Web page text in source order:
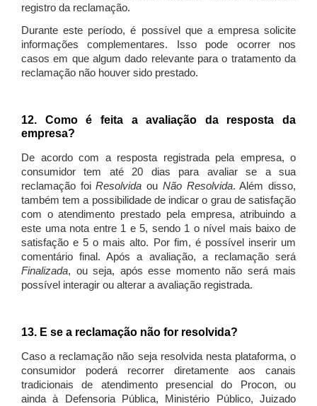
registro da reclamação.
Durante este período, é possível que a empresa solicite
informações complementares. Isso pode ocorrer nos
casos em que algum dado relevante para o tratamento da
reclamação não houver sido prestado.
12. Como é feita a avaliação da resposta da
empresa?
De acordo com a resposta registrada pela empresa, o
consumidor tem até 20 dias para avaliar se a sua
reclamação foiResolvida ou Não Resolvida. Além disso,
também tem a possibilidade de indicar o grau de satisfação
com o atendimento prestado pela empresa, atribuindo a
este uma nota entre 1 e 5, sendo 1 o nível mais baixo de
satisfação e 5 o mais alto. Por fim, é possível inserir um
comentário final. Após a avaliação, a reclamação será
Finalizada, ou seja, após esse momento não será mais
possível interagir ou alterar a avaliação registrada.
13. E se a reclamação não for resolvida?
Caso a reclamação não seja resolvida nesta plataforma, o
consumidor poderá recorrer diretamente aos canais
tradicionais de atendimento presencial do Procon, ou
ainda à Defensoria Pública, Ministério Público, Juizado